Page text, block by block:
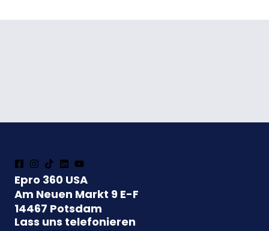
Epro 360 USA
Am Neuen Markt 9 E-F
14467 Potsdam
Lass uns telefonieren